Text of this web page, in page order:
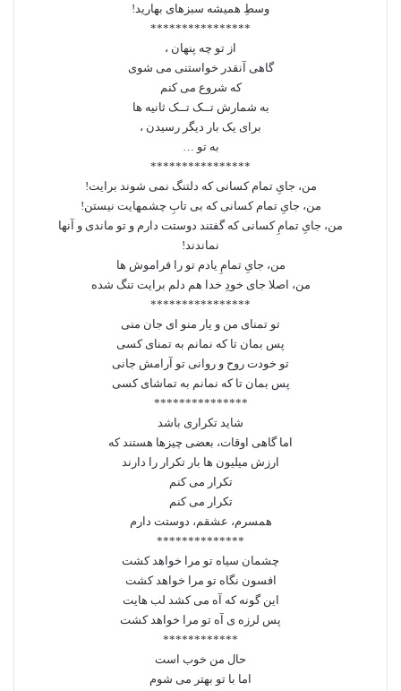
وسطِ همیشه سبزهای بهارید!
****************
از تو چه پنهان ،
گاهی آنقدر خواستنی می شوی
که شروع می کنم
به شمارش تــک تــک ثانیه ها
برای یک بار دیگر رسیدن ،
به تو …
****************
من، جایِ تمام کسانی که دلتنگ نمی‌ شوند برایت!
من، جایِ تمام کسانی که بی‌ تابِ چشمهایت نیستن!
من، جایِ تمامِ کسانی که گفتند دوستت دارم و تو ماندی و آنها
نماندند!
من، جایِ تمامِ یادم تو را فراموش ها
من، اصلا جای خودِ خدا هم دلم برایت تنگ شده
****************
تو تمنای من و یار منو ای جان منی
پس بمان تا که نمانم به تمنای کسی
تو خودت روح و روانی تو آرامش جانی
پس بمان تا که نمانم به تماشای کسی
***************
شاید تکراری باشد
اما گاهی اوقات، بعضی چیزها هستند که
ارزش میلیون ها بار تکرار را دارند
تکرار می کنم
تکرار می کنم
همسرم، عشقم، دوستت دارم
**************
چشمان سیاه تو مرا خواهد کشت
افسون نگاه تو مرا خواهد کشت
این گونه که آه می کشد لب هایت
پس لرزه ی آه تو مرا خواهد کشت
************
حال من خوب است
اما با تو بهتر می شوم